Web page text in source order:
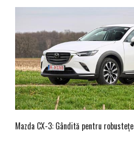
Mazda CX-3: Gândită pentru robustețe